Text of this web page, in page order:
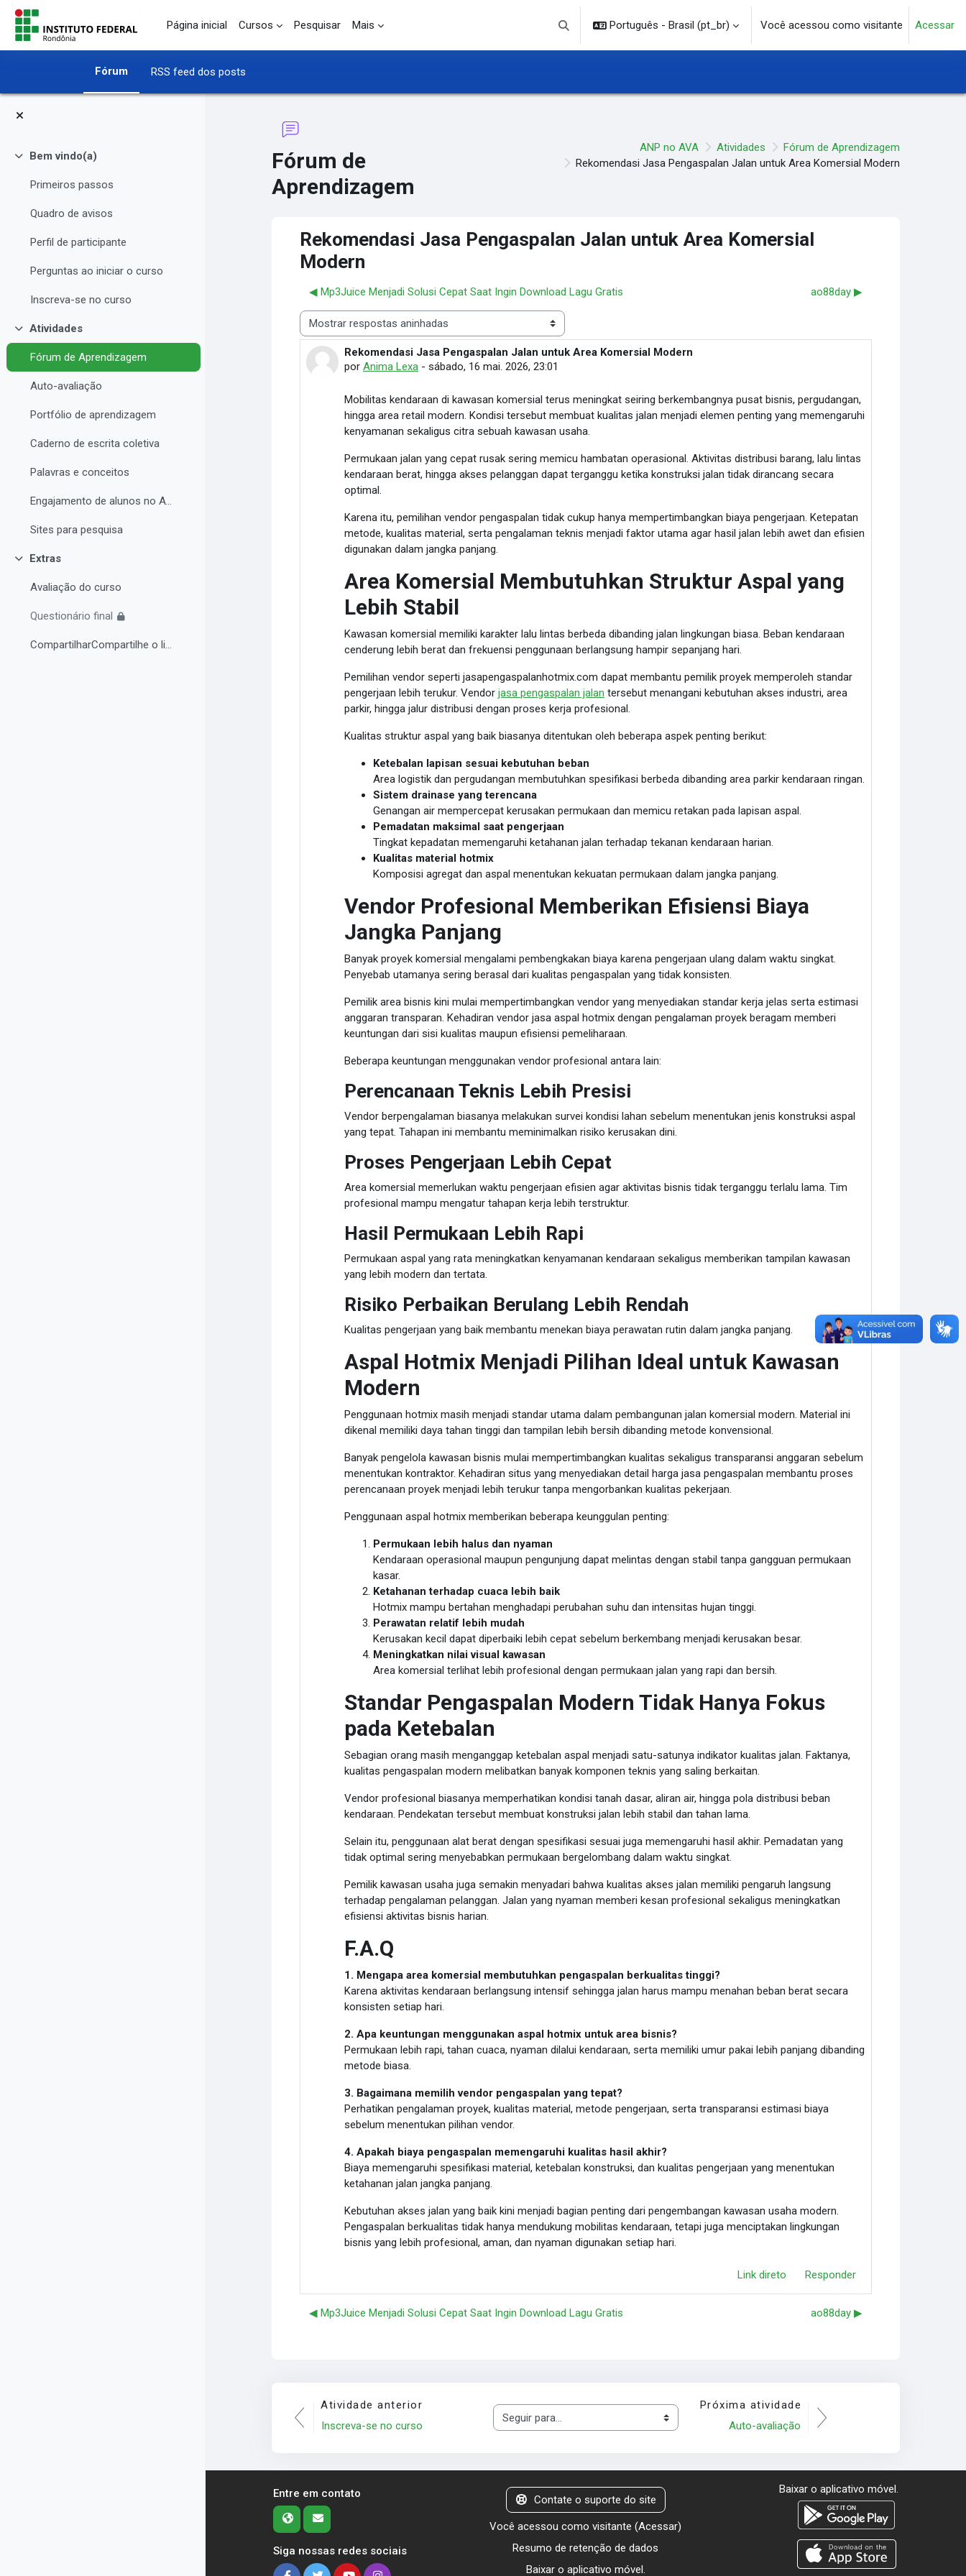
Ir para o conteúdo principal
Página inicial
Cursos Pesquisar Mais
Alternar entrada de pesquisa
Português - Brasil ‎(pt_br)‎ Você acessou como visitante Acessar
Fórum RSS feed dos posts
Contrair
Bem vindo(a)
Primeiros passos
Quadro de avisos
Perfil de participante
Perguntas ao iniciar o curso
Inscreva-se no curso
Contrair
Atividades
Fórum de Aprendizagem
Auto-avaliação
Portfólio de aprendizagem
Caderno de escrita coletiva
Palavras e conceitos
Engajamento de alunos no AVA e Desempenho Acadêmico
Sites para pesquisa
Contrair
Extras
Avaliação do curso
Questionário final
CompartilharCompartilhe o link do curso em suas re...
Fórum de
Aprendizagem
ANP no AVA Atividades
Fórum de Aprendizagem
Rekomendasi Jasa Pengaspalan Jalan untuk Area Komersial Modern
Rekomendasi Jasa Pengaspalan Jalan untuk Area Komersial
Modern
◀︎ Mp3Juice Menjadi Solusi Cepat Saat Ingin Download Lagu Gratis ao88day ▶︎
Modo de visualização
Rekomendasi Jasa Pengaspalan Jalan untuk Area Komersial Modern
porAnima Lexa -sábado, 16 mai. 2026, 23:01
Número de respostas: 0
Mobilitas kendaraan di kawasan komersial terus meningkat seiring berkembangnya pusat bisnis, pergudangan,
hingga area retail modern. Kondisi tersebut membuat kualitas jalan menjadi elemen penting yang memengaruhi
kenyamanan sekaligus citra sebuah kawasan usaha.
Permukaan jalan yang cepat rusak sering memicu hambatan operasional. Aktivitas distribusi barang, lalu lintas
kendaraan berat, hingga akses pelanggan dapat terganggu ketika konstruksi jalan tidak dirancang secara
optimal.
Karena itu, pemilihan vendor pengaspalan tidak cukup hanya mempertimbangkan biaya pengerjaan. Ketepatan
metode, kualitas material, serta pengalaman teknis menjadi faktor utama agar hasil jalan lebih awet dan efisien
digunakan dalam jangka panjang.
Area Komersial Membutuhkan Struktur Aspal yang
Lebih Stabil
Kawasan komersial memiliki karakter lalu lintas berbeda dibanding jalan lingkungan biasa. Beban kendaraan
cenderung lebih berat dan frekuensi penggunaan berlangsung hampir sepanjang hari.
Pemilihan vendor seperti jasapengaspalanhotmix.com dapat membantu pemilik proyek memperoleh standar
pengerjaan lebih terukur. Vendorjasa pengaspalan jalan tersebut menangani kebutuhan akses industri, area
parkir, hingga jalur distribusi dengan proses kerja profesional.
Kualitas struktur aspal yang baik biasanya ditentukan oleh beberapa aspek penting berikut:
Ketebalan lapisan sesuai kebutuhan beban
Area logistik dan pergudangan membutuhkan spesifikasi berbeda dibanding area parkir kendaraan ringan.
Sistem drainase yang terencana
Genangan air mempercepat kerusakan permukaan dan memicu retakan pada lapisan aspal.
Pemadatan maksimal saat pengerjaan
Tingkat kepadatan memengaruhi ketahanan jalan terhadap tekanan kendaraan harian.
Kualitas material hotmix
Komposisi agregat dan aspal menentukan kekuatan permukaan dalam jangka panjang.
Vendor Profesional Memberikan Efisiensi Biaya
Jangka Panjang
Banyak proyek komersial mengalami pembengkakan biaya karena pengerjaan ulang dalam waktu singkat.
Penyebab utamanya sering berasal dari kualitas pengaspalan yang tidak konsisten.
Pemilik area bisnis kini mulai mempertimbangkan vendor yang menyediakan standar kerja jelas serta estimasi
anggaran transparan. Kehadiran vendor jasa aspal hotmix dengan pengalaman proyek beragam memberi
keuntungan dari sisi kualitas maupun efisiensi pemeliharaan.
Beberapa keuntungan menggunakan vendor profesional antara lain:
Perencanaan Teknis Lebih Presisi
Vendor berpengalaman biasanya melakukan survei kondisi lahan sebelum menentukan jenis konstruksi aspal
yang tepat. Tahapan ini membantu meminimalkan risiko kerusakan dini.
Proses Pengerjaan Lebih Cepat
Area komersial memerlukan waktu pengerjaan efisien agar aktivitas bisnis tidak terganggu terlalu lama. Tim
profesional mampu mengatur tahapan kerja lebih terstruktur.
Hasil Permukaan Lebih Rapi
Permukaan aspal yang rata meningkatkan kenyamanan kendaraan sekaligus memberikan tampilan kawasan
yang lebih modern dan tertata.
Risiko Perbaikan Berulang Lebih Rendah
Kualitas pengerjaan yang baik membantu menekan biaya perawatan rutin dalam jangka panjang.
Aspal Hotmix Menjadi Pilihan Ideal untuk Kawasan
Modern
Penggunaan hotmix masih menjadi standar utama dalam pembangunan jalan komersial modern. Material ini
dikenal memiliki daya tahan tinggi dan tampilan lebih bersih dibanding metode konvensional.
Banyak pengelola kawasan bisnis mulai mempertimbangkan kualitas sekaligus transparansi anggaran sebelum
menentukan kontraktor. Kehadiran situs yang menyediakan detail harga jasa pengaspalan membantu proses
perencanaan proyek menjadi lebih terukur tanpa mengorbankan kualitas pekerjaan.
Penggunaan aspal hotmix memberikan beberapa keunggulan penting:
Permukaan lebih halus dan nyaman
Kendaraan operasional maupun pengunjung dapat melintas dengan stabil tanpa gangguan permukaan
kasar.
Ketahanan terhadap cuaca lebih baik
Hotmix mampu bertahan menghadapi perubahan suhu dan intensitas hujan tinggi.
Perawatan relatif lebih mudah
Kerusakan kecil dapat diperbaiki lebih cepat sebelum berkembang menjadi kerusakan besar.
Meningkatkan nilai visual kawasan
Area komersial terlihat lebih profesional dengan permukaan jalan yang rapi dan bersih.
Standar Pengaspalan Modern Tidak Hanya Fokus
pada Ketebalan
Sebagian orang masih menganggap ketebalan aspal menjadi satu-satunya indikator kualitas jalan. Faktanya,
kualitas pengaspalan modern melibatkan banyak komponen teknis yang saling berkaitan.
Vendor profesional biasanya memperhatikan kondisi tanah dasar, aliran air, hingga pola distribusi beban
kendaraan. Pendekatan tersebut membuat konstruksi jalan lebih stabil dan tahan lama.
Selain itu, penggunaan alat berat dengan spesifikasi sesuai juga memengaruhi hasil akhir. Pemadatan yang
tidak optimal sering menyebabkan permukaan bergelombang dalam waktu singkat.
Pemilik kawasan usaha juga semakin menyadari bahwa kualitas akses jalan memiliki pengaruh langsung
terhadap pengalaman pelanggan. Jalan yang nyaman memberi kesan profesional sekaligus meningkatkan
efisiensi aktivitas bisnis harian.
F.A.Q
1. Mengapa area komersial membutuhkan pengaspalan berkualitas tinggi?
Karena aktivitas kendaraan berlangsung intensif sehingga jalan harus mampu menahan beban berat secara
konsisten setiap hari.
2. Apa keuntungan menggunakan aspal hotmix untuk area bisnis?
Permukaan lebih rapi, tahan cuaca, nyaman dilalui kendaraan, serta memiliki umur pakai lebih panjang dibanding
metode biasa.
3. Bagaimana memilih vendor pengaspalan yang tepat?
Perhatikan pengalaman proyek, kualitas material, metode pengerjaan, serta transparansi estimasi biaya
sebelum menentukan pilihan vendor.
4. Apakah biaya pengaspalan memengaruhi kualitas hasil akhir?
Biaya memengaruhi spesifikasi material, ketebalan konstruksi, dan kualitas pengerjaan yang menentukan
ketahanan jalan jangka panjang.
Kebutuhan akses jalan yang baik kini menjadi bagian penting dari pengembangan kawasan usaha modern.
Pengaspalan berkualitas tidak hanya mendukung mobilitas kendaraan, tetapi juga menciptakan lingkungan
bisnis yang lebih profesional, aman, dan nyaman digunakan setiap hari.
Link direto Responder
◀︎ Mp3Juice Menjadi Solusi Cepat Saat Ingin Download Lagu Gratis ao88day ▶︎
Atividade anterior
Inscreva-se no curso
Seguir para...
Próxima atividade
Auto-avaliação
Entre em contato
Siga nossas redes sociais
Contate o suporte do site
Você acessou como visitante (Acessar)
Resumo de retenção de dados
Baixar o aplicativo móvel.
Baixar o aplicativo móvel.